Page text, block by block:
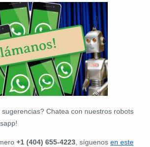
Chatea con nuestros robots
+1 (404) 655-4223, síguenos en este